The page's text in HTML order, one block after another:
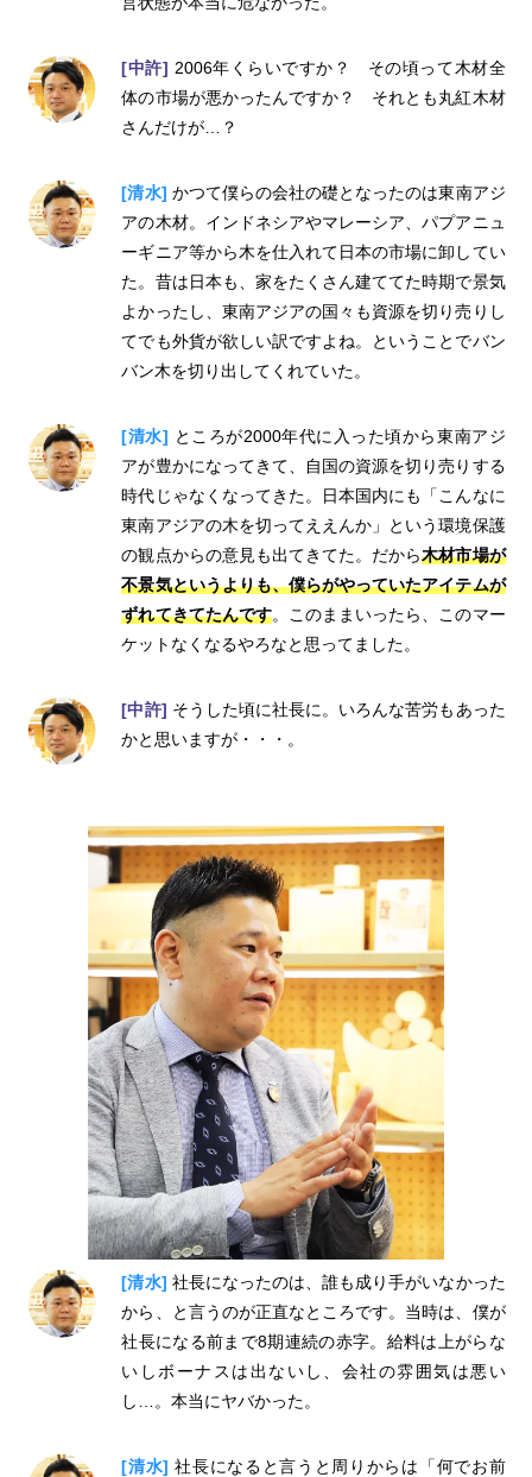
[中許] 2006年くらいですか？ その頃って木材全
体の市場が悪かったんですか？ それとも丸紅木材
さんだけが…？
[清水] かつて僕らの会社の礎となったのは東南アジ
アの木材。インドネシアやマレーシア、パプアニュ
ーギニア等から木を仕入れて日本の市場に卸してい
た。昔は日本も、家をたくさん建ててた時期で景気
よかったし、東南アジアの国々も資源を切り売りし
てでも外貨が欲しい訳ですよね。ということでバン
バン木を切り出してくれていた。
[清水] ところが2000年代に入った頃から東南アジ
アが豊かになってきて、自国の資源を切り売りする
時代じゃなくなってきた。日本国内にも「こんなに
東南アジアの木を切ってええんか」という環境保護
の観点からの意見も出てきてた。だから木材市場が
不景気というよりも、僕らがやっていたアイテムが
ずれてきてたんです。このままいったら、このマー
ケットなくなるやろなと思ってました。
[中許] そうした頃に社長に。いろんな苦労もあった
かと思いますが・・・。
[清水] 社長になったのは、誰も成り手がいなかった
から、と言うのが正直なところです。当時は、僕が
社長になる前まで8期連続の赤字。給料は上がらな
いしボーナスは出ないし、会社の雰囲気は悪い
し…。本当にヤバかった。
[清水]社長になると言うと周りからは「何でお前